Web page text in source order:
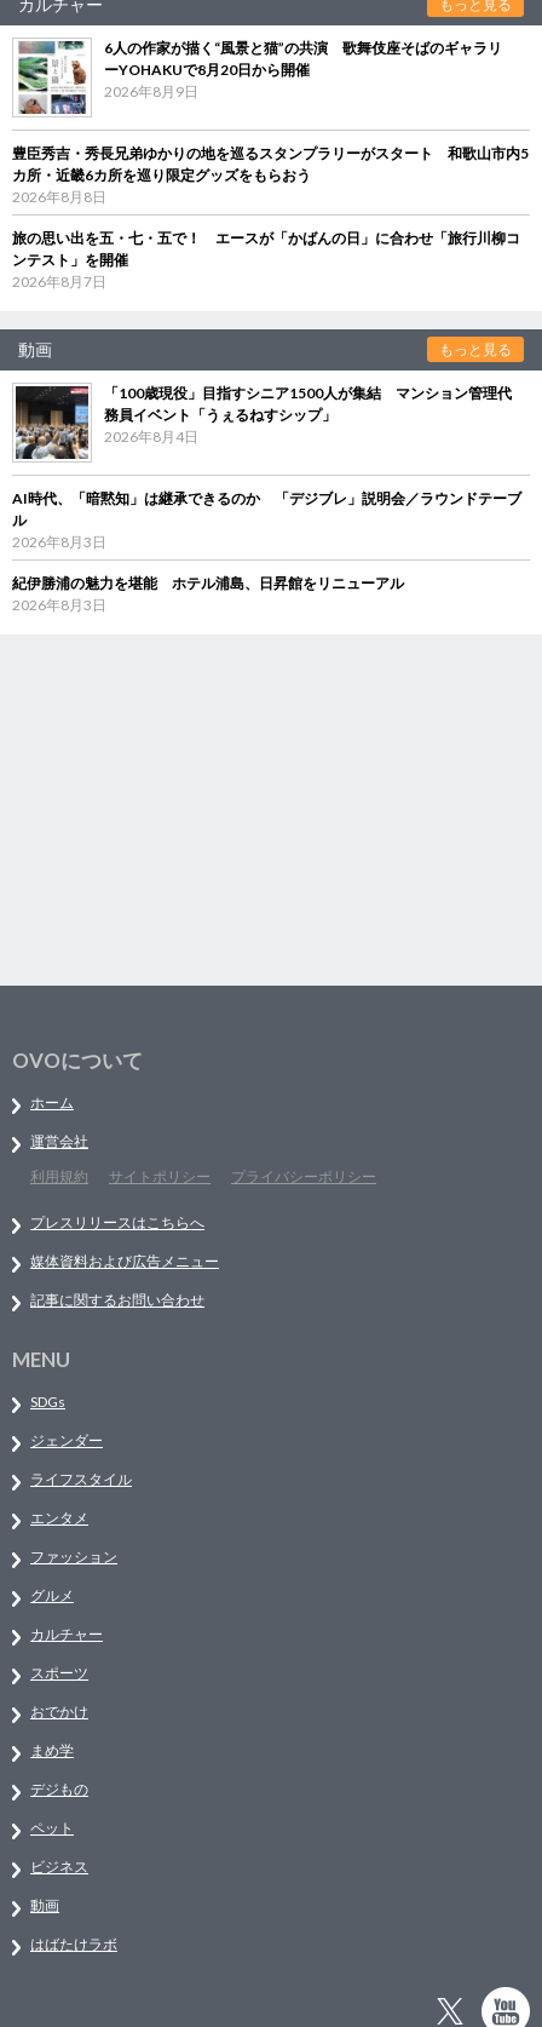
もっと見る
6人の作家が描く“風景と猫”の共演 歌舞伎座そばのギャラリ
ーYOHAKUで8月20日から開催
2026年8月9日
豊臣秀吉・秀長兄弟ゆかりの地を巡るスタンプラリーがスタート 和歌山市内5
カ所・近畿6カ所を巡り限定グッズをもらおう
2026年8月8日
旅の思い出を五・七・五で！ エースが「かばんの日」に合わせ「旅行川柳コ
ンテスト」を開催
2026年8月7日
動画 もっと見る
「100歳現役」目指すシニア1500人が集結 マンション管理代
務員イベント「うぇるねすシップ」
2026年8月4日
AI時代、「暗黙知」は継承できるのか 「デジブレ」説明会／ラウンドテーブ
ル
2026年8月3日
紀伊勝浦の魅力を堪能 ホテル浦島、日昇館をリニューアル
2026年8月3日
OVOについて
ホーム
運営会社
利用規約
サイトポリシー プライバシーポリシー
プレスリリースはこちらへ
媒体資料および広告メニュー
記事に関するお問い合わせ
MENU
SDGs
ジェンダー
ライフスタイル
エンタメ
ファッション
グルメ
カルチャー
スポーツ
おでかけ
まめ学
デジもの
ペット
ビジネス
動画
はばたけラボ